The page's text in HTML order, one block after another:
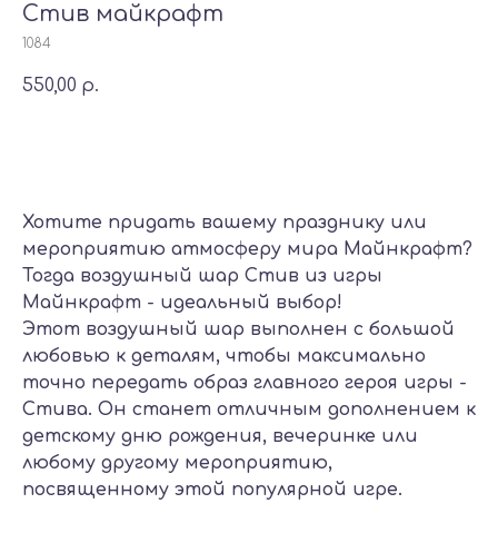
Стив майкрафт
1084
550,00 р.
Хотите придать вашему празднику или
мероприятию атмосферу мира Майнкрафт?
Тогда воздушный шар Стив из игры
Майнкрафт - идеальный выбор!
Этот воздушный шар выполнен с большой
любовью к деталям, чтобы максимально
точно передать образ главного героя игры -
Стива. Он станет отличным дополнением к
детскому дню рождения, вечеринке или
любому другому мероприятию,
посвященному этой популярной игре.